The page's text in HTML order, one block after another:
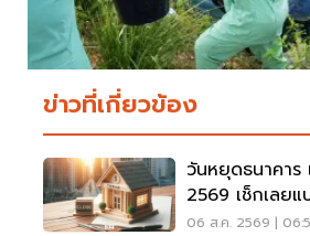
ข่าวที่เกี่ยวข้อง
วันหยุดธนาคาร
2569 เช็กเลย
หยุดยาวไหม
06 ส.ค. 2569 |